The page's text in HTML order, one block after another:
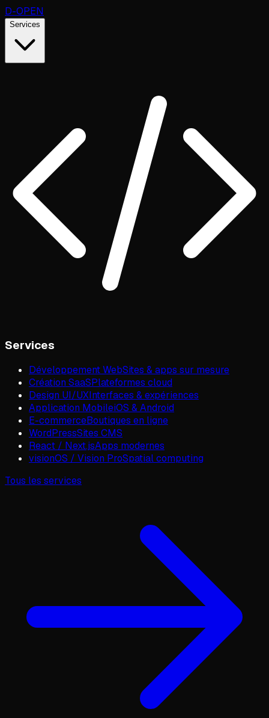
D-OPEN
Services
Services
Développement WebSites & apps sur mesure
Création SaaSPlateformes cloud
Design UI/UXInterfaces & expériences
Application MobileiOS & Android
E-commerceBoutiques en ligne
WordPressSites CMS
React / Next.jsApps modernes
visionOS / Vision ProSpatial computing
Tous les services